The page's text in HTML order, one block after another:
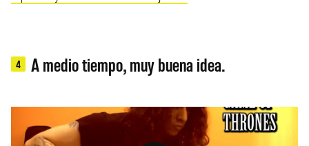
4 A medio tiempo, muy buena idea.